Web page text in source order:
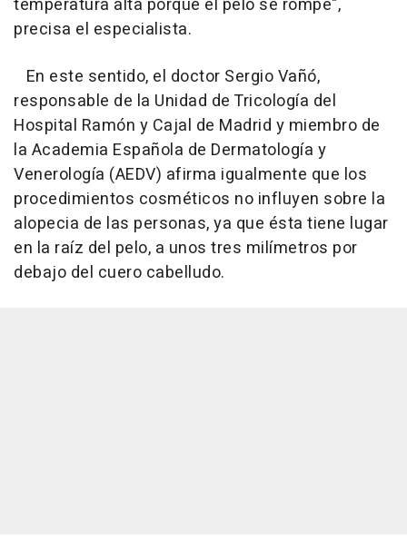
temperatura alta porque el pelo se rompe",
precisa el especialista.
En este sentido, el doctor Sergio Vañó,
responsable de la Unidad de Tricología del
Hospital Ramón y Cajal de Madrid y miembro de
la Academia Española de Dermatología y
Venerología (AEDV) afirma igualmente que los
procedimientos cosméticos no influyen sobre la
alopecia de las personas, ya que ésta tiene lugar
en la raíz del pelo, a unos tres milímetros por
debajo del cuero cabelludo.